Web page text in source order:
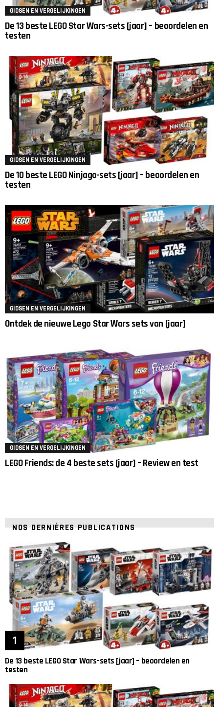
GIDSEN EN VERGELIJKINGEN
De 13 beste LEGO Star Wars-sets [jaar] – beoordelen en
testen
GIDSEN EN VERGELIJKINGEN
De 10 beste LEGO Ninjago-sets [jaar] – beoordelen en
testen
GIDSEN EN VERGELIJKINGEN
Ontdek de nieuwe Lego Star Wars sets van [jaar]
GIDSEN EN VERGELIJKINGEN
LEGO Friends: de 4 beste sets [jaar] – Review en test
NOS DERNIÈRES PUBLICATIONS
De 13 beste LEGO Star Wars-sets [jaar] – beoordelen en
testen